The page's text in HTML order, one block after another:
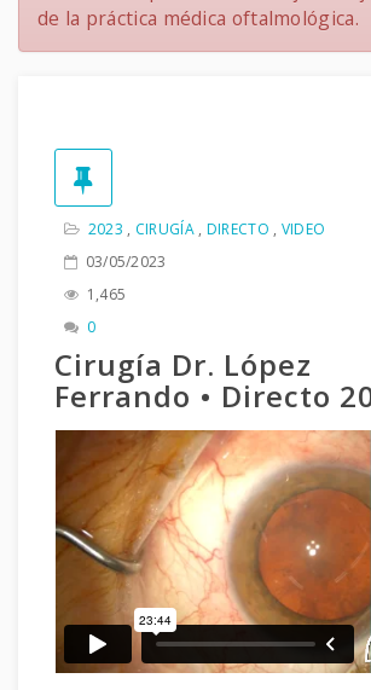
de la práctica médica oftalmológica.
2023 , CIRUGÍA, DIRECTO , VIDEO
03/05/2023
1,465
0
Cirugía Dr. López
Ferrando • Directo